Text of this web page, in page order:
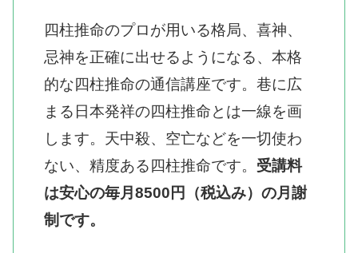
四柱推命のプロが用いる格局、喜神、
忌神を正確に出せるようになる、本格
的な四柱推命の通信講座です。巷に広
まる日本発祥の四柱推命とは一線を画
します。天中殺、空亡などを一切使わ
ない、精度ある四柱推命です。 受講料
は安心の毎月8500円（税込み）の月謝
制です。